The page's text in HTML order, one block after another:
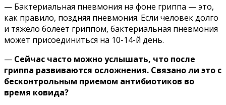
— Бактериальная пневмония на фоне гриппа — это,
как правило, поздняя пневмония. Если человек долго
и тяжело болеет гриппом, бактериальная пневмония
может присоединиться на 10-14-й день.
— Сейчас часто можно услышать, что после
гриппа развиваются осложнения. Связано ли это с
бесконтрольным приемом антибиотиков во
время ковида?